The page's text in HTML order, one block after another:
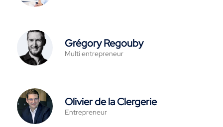
Grégory Regouby
Multi entrepreneur
Olivier de la Clergerie
Entrepreneur